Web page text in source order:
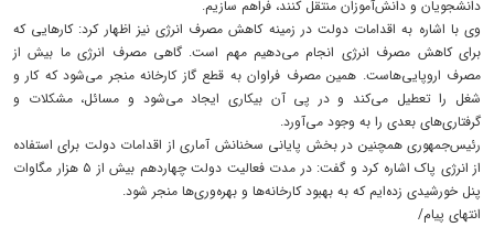
دانشجویان و دانش‌آموزان منتقل کنند، فراهم سازیم.
وی با اشاره به اقدامات دولت در زمینه کاهش مصرف انرژی نیز اظهار کرد: کارهایی که
برای کاهش مصرف انرژی انجام می‌دهیم مهم است. گاهی مصرف انرژی ما بیش از
مصرف اروپایی‌هاست. همین مصرف فراوان به قطع گاز کارخانه منجر می‌شود که کار و
شغل را تعطیل می‌کند و در پی آن بیکاری ایجاد می‌شود و مسائل، مشکلات و
گرفتاری‌های بعدی را به وجود می‌آورد.
رئیس‌جمهوری همچنین در بخش پایانی سخنانش آماری از اقدامات دولت برای استفاده
از انرژی پاک اشاره کرد و گفت: در مدت فعالیت دولت چهاردهم بیش از ۵ هزار مگاوات
پنل خورشیدی زده‌ایم که به بهبود کارخانه‌ها و بهره‌وری‌ها منجر شود.
انتهای پیام/